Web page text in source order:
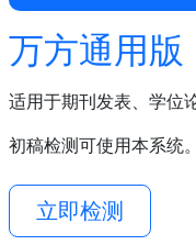
万方通用版
适用于期刊发表、学位
初稿检测可使用本系统。
立即检测